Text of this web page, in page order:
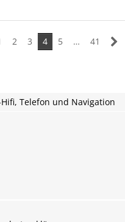
2 3 4 5 … 41
Hifi, Telefon und Navigation